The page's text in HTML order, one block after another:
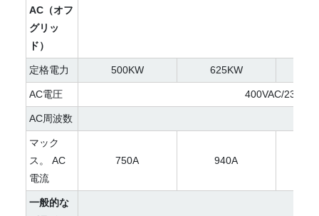
AC（オフ
グリッ
ド）
定格電力 500KW 625KW
AC電圧 400VAC/
AC周波数
マック
ス。 AC
電流
750A 940A
一般的な